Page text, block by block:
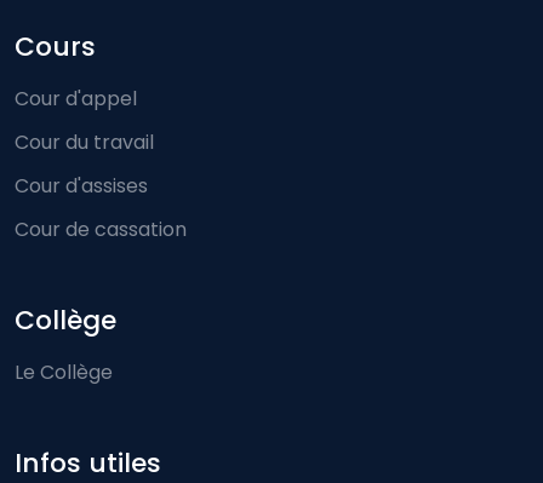
Cours
Cour d'appel
Cour du travail
Cour d'assises
Cour de cassation
Collège
Le Collège
Infos utiles